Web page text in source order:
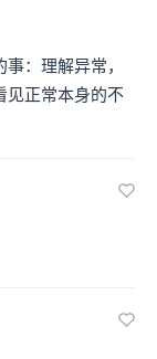
：理解异常，
见正常本身的不